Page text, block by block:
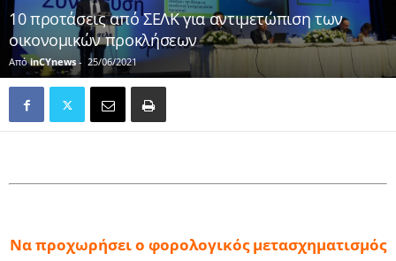
10 προτάσεις από ΣΕΛΚ για αντιμετώπιση των
οικονομικών προκλήσεων
Από inCYnews - 25/06/2021
Να προχωρήσει ο φορολογικός μετασχηματισμός